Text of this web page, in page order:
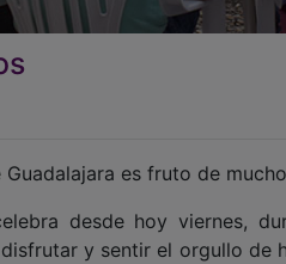
es fruto de
desde hoy viernes,
y sentir el orgullo